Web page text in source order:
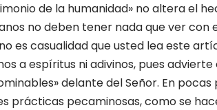
de la humanidad» no altera el
no deben tener nada que ver con
es casualidad que usted lea este
a espíritus ni adivinos, pues
delante del Señor. En
prácticas pecaminosas, como se